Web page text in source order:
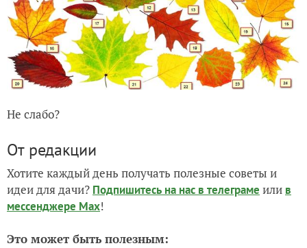
Не слабо?
От редакции
Хотите каждый день получать полезные советы и
идеи для дачи? Подпишитесь на нас в телеграме или в
мессенджере Max!
Это может быть полезным: